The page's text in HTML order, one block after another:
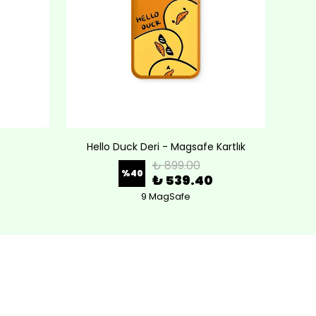
Hello Duck Deri - Magsafe Kartlık
%40 ₺ 899.00
₺ 539.40
9 MagSafe